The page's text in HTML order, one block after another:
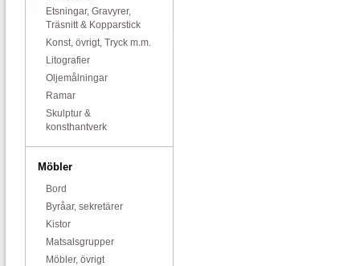
Etsningar, Gravyrer,
Träsnitt & Kopparstick
Konst, övrigt, Tryck m.m.
Litografier
Oljemålningar
Ramar
Skulptur &
konsthantverk
Möbler
Bord
Byråar, sekretärer
Kistor
Matsalsgrupper
Möbler, övrigt